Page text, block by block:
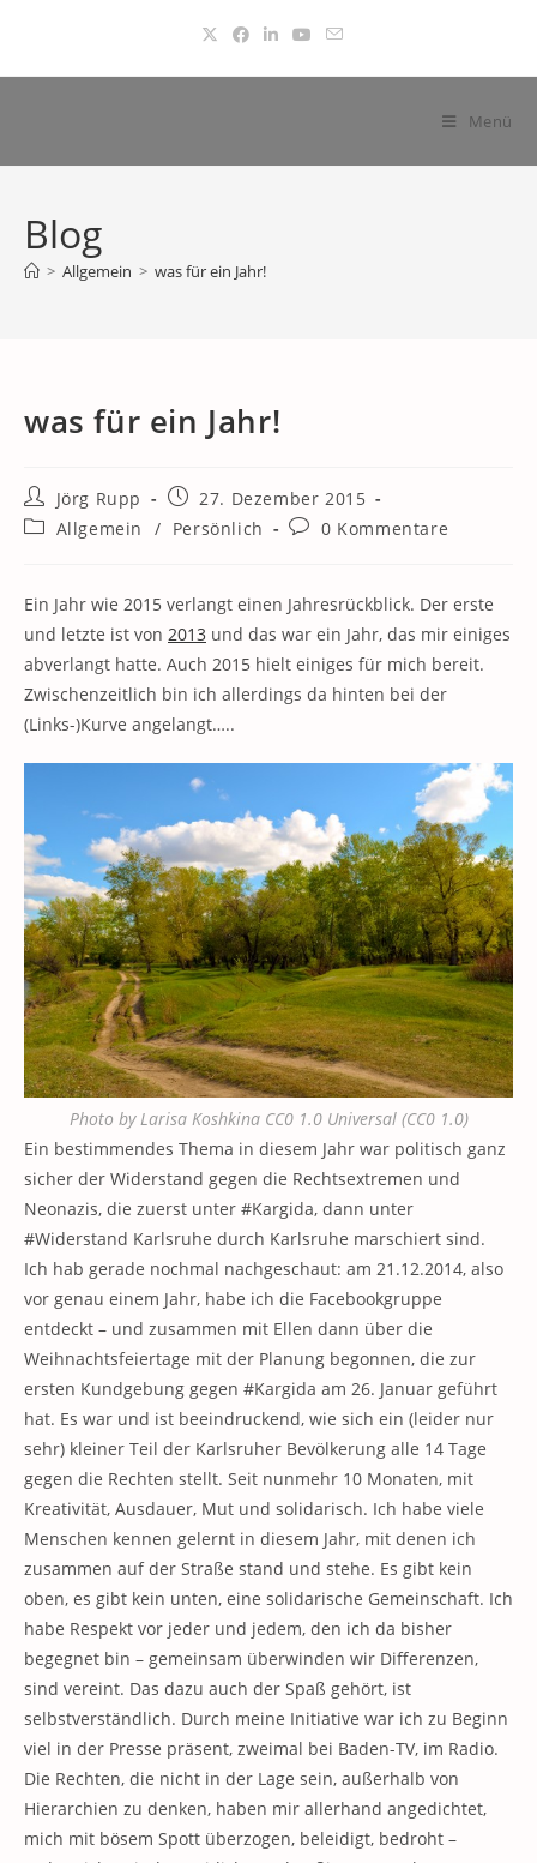
springen
Menü
Blog
> Allgemein > was für ein Jahr!
was für ein Jahr!
Beitrags-
Autor:
Jörg Rupp
Beitrag
veröffentlicht:
27. Dezember 2015
Beitrags-
Allgemein / Persönlich
Beitrags-
0 Kommentare
Ein Jahr wie 2015 verlangt einen Jahresrückblick. Der erste
und letzte ist von 2013 und das war ein Jahr, das mir einiges
abverlangt hatte. Auch 2015 hielt einiges für mich bereit.
Zwischenzeitlich bin ich allerdings da hinten bei der
(Links-)Kurve angelangt…..
Photo by Larisa Koshkina CC0 1.0 Universal (CC0 1.0)
Ein bestimmendes Thema in diesem Jahr war politisch ganz
sicher der Widerstand gegen die Rechtsextremen und
Neonazis, die zuerst unter #Kargida, dann unter
#Widerstand Karlsruhe durch Karlsruhe marschiert sind.
Ich hab gerade nochmal nachgeschaut: am 21.12.2014, also
vor genau einem Jahr, habe ich die Facebookgruppe
entdeckt – und zusammen mit Ellen dann über die
Weihnachtsfeiertage mit der Planung begonnen, die zur
ersten Kundgebung gegen #Kargida am 26. Januar geführt
hat. Es war und ist beeindruckend, wie sich ein (leider nur
sehr) kleiner Teil der Karlsruher Bevölkerung alle 14 Tage
gegen die Rechten stellt. Seit nunmehr 10 Monaten, mit
Kreativität, Ausdauer, Mut und solidarisch. Ich habe viele
Menschen kennen gelernt in diesem Jahr, mit denen ich
zusammen auf der Straße stand und stehe. Es gibt kein
oben, es gibt kein unten, eine solidarische Gemeinschaft. Ich
habe Respekt vor jeder und jedem, den ich da bisher
begegnet bin – gemeinsam überwinden wir Differenzen,
sind vereint. Das dazu auch der Spaß gehört, ist
selbstverständlich. Durch meine Initiative war ich zu Beginn
viel in der Presse präsent, zweimal bei Baden-TV, im Radio.
Die Rechten, die nicht in der Lage sein, außerhalb von
Hierarchien zu denken, haben mir allerhand angedichtet,
mich mit bösem Spott überzogen, beleidigt, bedroht –